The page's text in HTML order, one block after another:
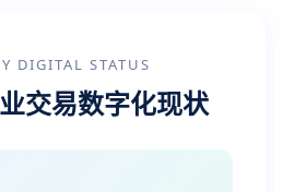
DIGITAL STATUS
交易数字化现状